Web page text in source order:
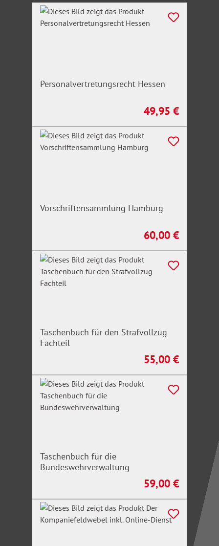
Produktgalerie überspringen
Personalvertretungsrecht Hessen
Regulärer Preis:
49,95 €
Vorschriftensammlung Hamburg
Regulärer Preis:
60,00 €
Taschenbuch für den Strafvollzug
Fachteil
Regulärer Preis:
55,00 €
Taschenbuch für die
Bundeswehrverwaltung
Regulärer Preis:
59,00 €